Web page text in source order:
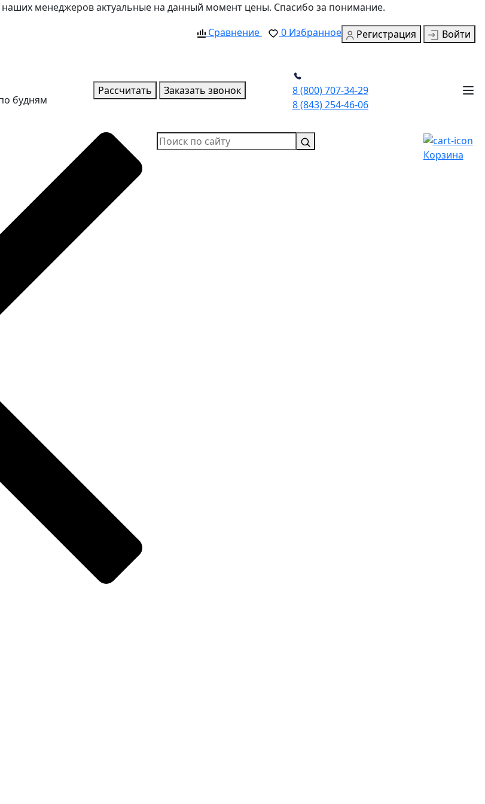
менеджеров актуальные на данный момент цены. Спасибо за понимание.
Сравнение
0 Избранное Регистрация Войти
будням
Рассчитать Заказать звонок
8 (800) 707-34-29
8 (843) 254-46-06
Корзина